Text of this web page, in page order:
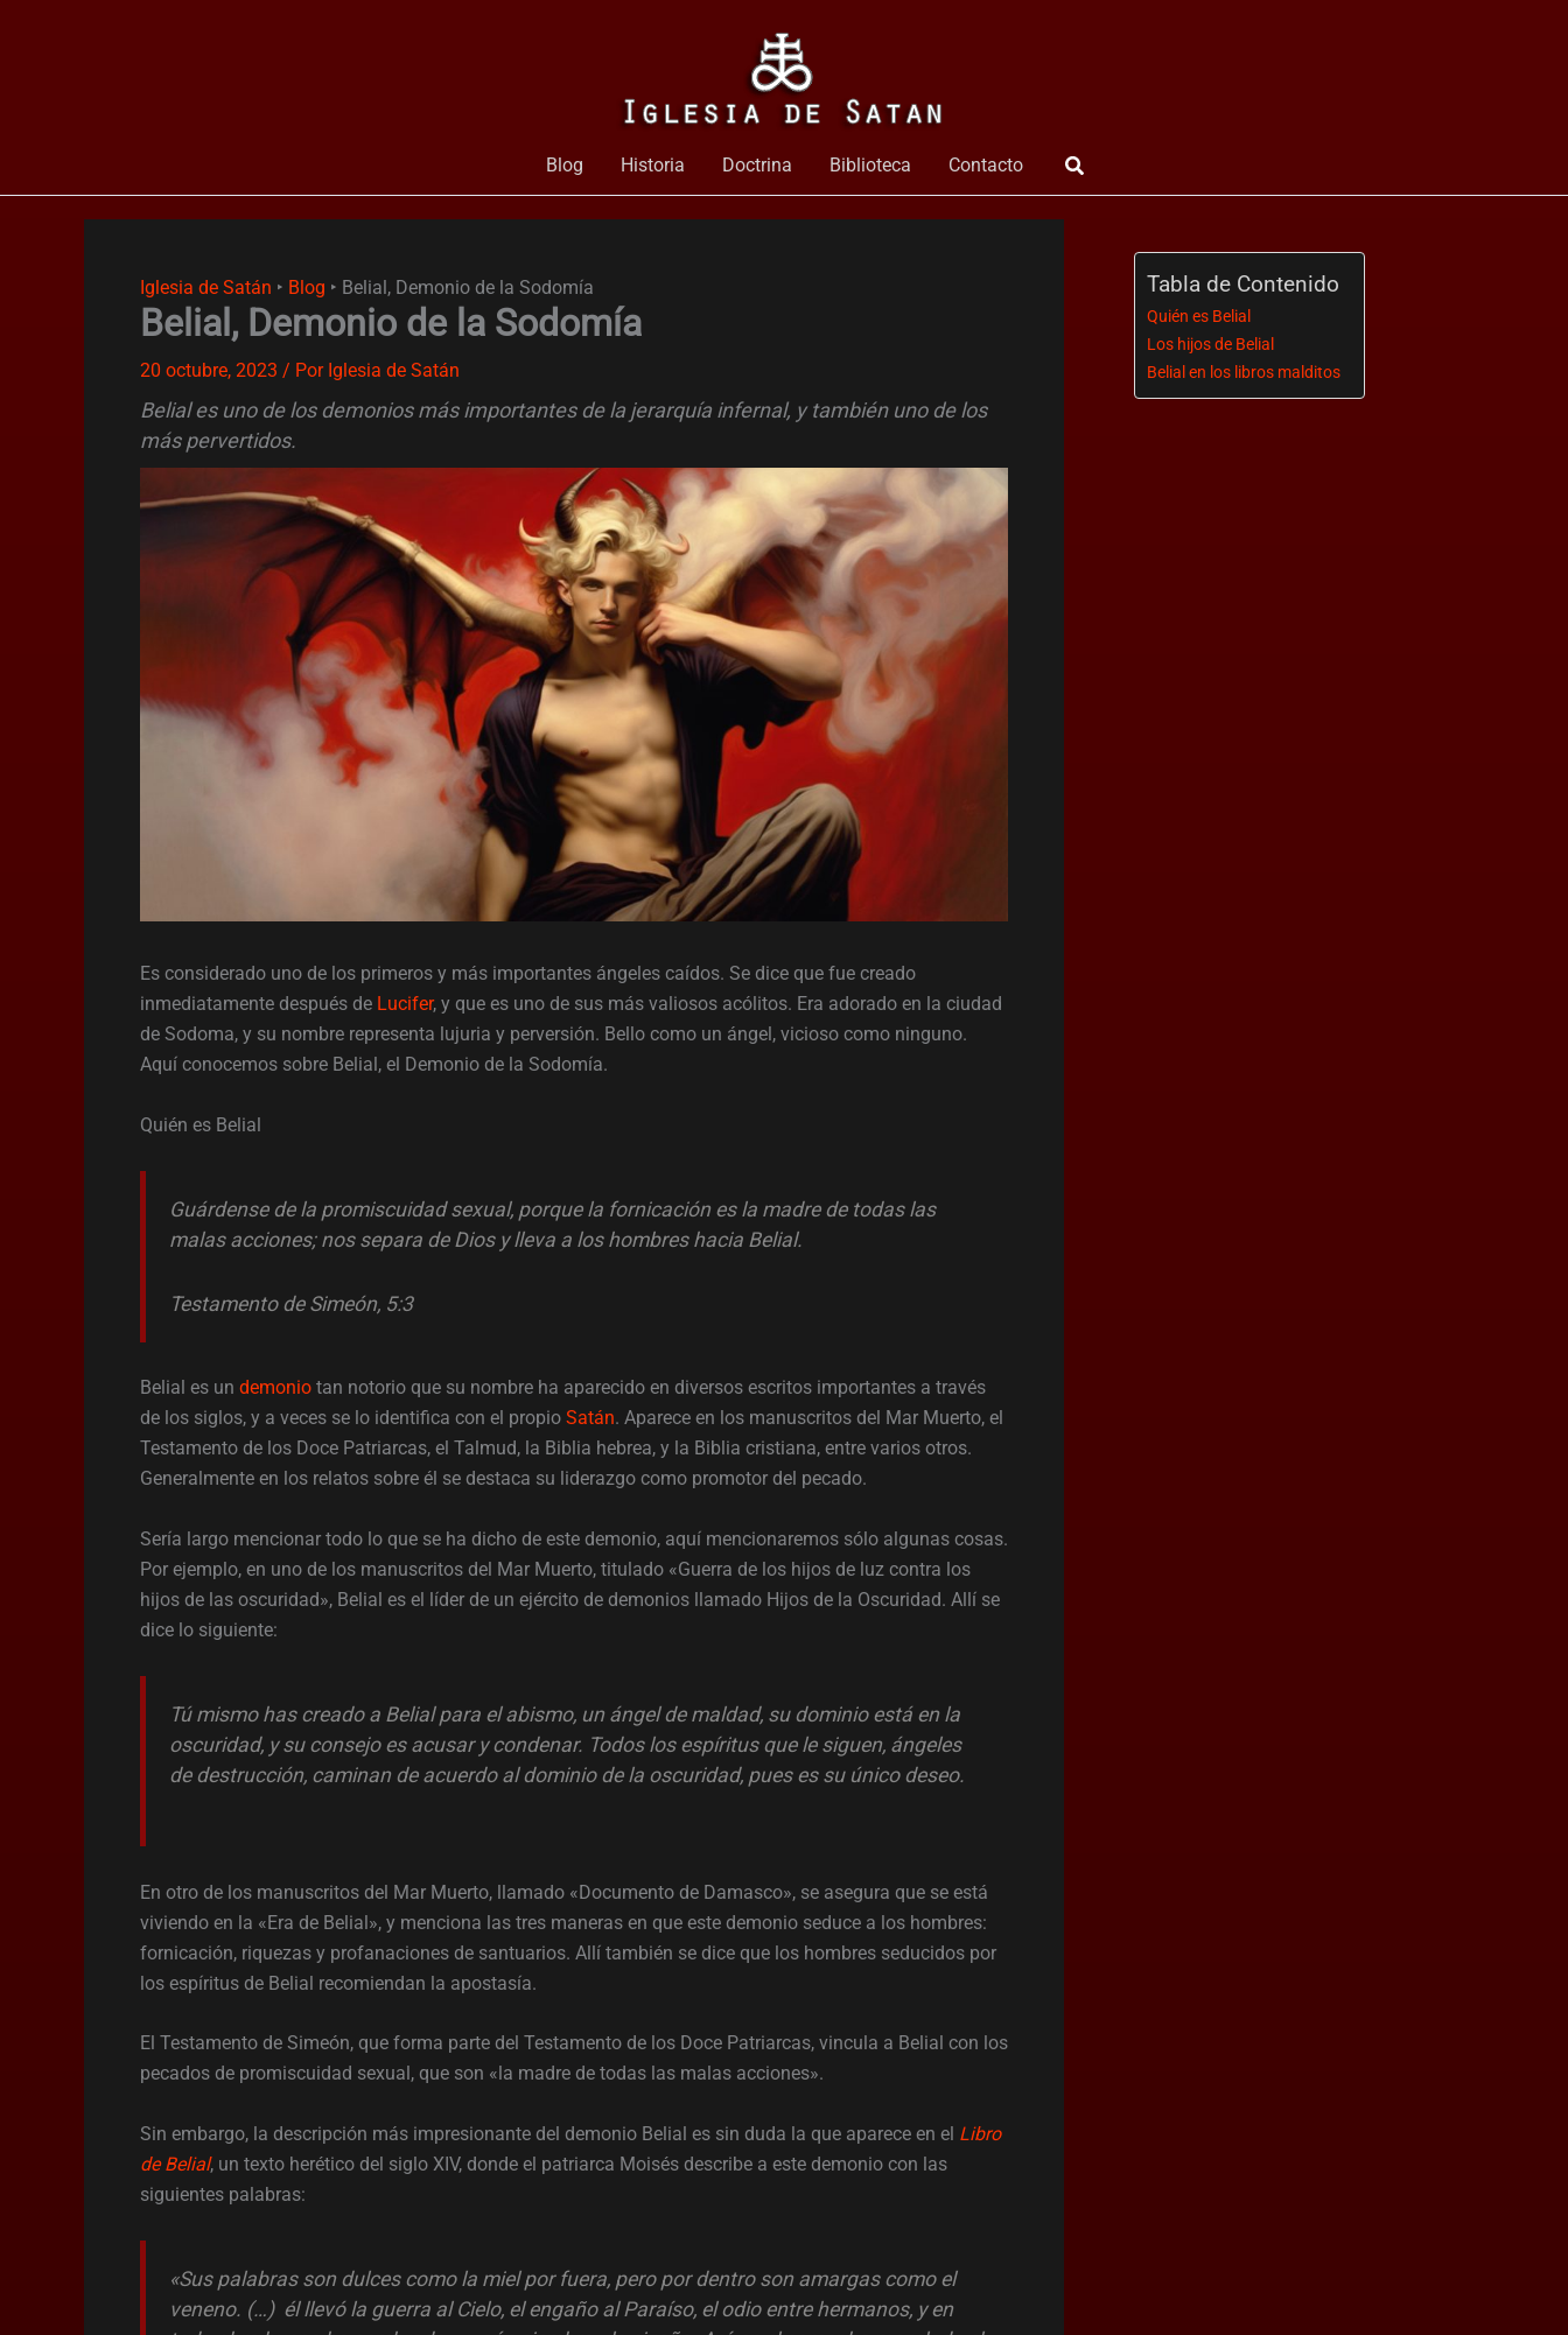
Blog Historia Doctrina Biblioteca Contacto Buscar
Iglesia de Satán ‣ Blog ‣ Belial, Demonio de la Sodomía
Belial, Demonio de la Sodomía
20 octubre, 2023 / Por Iglesia de Satán
Belial es uno de los demonios más importantes de la jerarquía infernal, y también uno de los
más pervertidos.
Es considerado uno de los primeros y más importantes ángeles caídos. Se dice que fue creado
inmediatamente después de Lucifer, y que es uno de sus más valiosos acólitos. Era adorado en la ciudad
de Sodoma, y su nombre representa lujuria y perversión. Bello como un ángel, vicioso como ninguno.
Aquí conocemos sobre Belial, el Demonio de la Sodomía.
Quién es Belial
Guárdense de la promiscuidad sexual, porque la fornicación es la madre de todas las
malas acciones; nos separa de Dios y lleva a los hombres hacia Belial.
Testamento de Simeón, 5:3
Belial es un demonio tan notorio que su nombre ha aparecido en diversos escritos importantes a través
de los siglos, y a veces se lo identifica con el propio Satán. Aparece en los manuscritos del Mar Muerto, el
Testamento de los Doce Patriarcas, el Talmud, la Biblia hebrea, y la Biblia cristiana, entre varios otros.
Generalmente en los relatos sobre él se destaca su liderazgo como promotor del pecado.
Sería largo mencionar todo lo que se ha dicho de este demonio, aquí mencionaremos sólo algunas cosas.
Por ejemplo, en uno de los manuscritos del Mar Muerto, titulado «Guerra de los hijos de luz contra los
hijos de las oscuridad», Belial es el líder de un ejército de demonios llamado Hijos de la Oscuridad. Allí se
dice lo siguiente:
Tú mismo has creado a Belial para el abismo, un ángel de maldad, su dominio está en la
oscuridad, y su consejo es acusar y condenar. Todos los espíritus que le siguen, ángeles
de destrucción, caminan de acuerdo al dominio de la oscuridad, pues es su único deseo.
En otro de los manuscritos del Mar Muerto, llamado «Documento de Damasco», se asegura que se está
viviendo en la «Era de Belial», y menciona las tres maneras en que este demonio seduce a los hombres:
fornicación, riquezas y profanaciones de santuarios. Allí también se dice que los hombres seducidos por
los espíritus de Belial recomiendan la apostasía.
El Testamento de Simeón, que forma parte del Testamento de los Doce Patriarcas, vincula a Belial con los
pecados de promiscuidad sexual, que son «la madre de todas las malas acciones».
Sin embargo, la descripción más impresionante del demonio Belial es sin duda la que aparece en el Libro
de Belial, un texto herético del siglo XIV, donde el patriarca Moisés describe a este demonio con las
siguientes palabras:
«Sus palabras son dulces como la miel por fuera, pero por dentro son amargas como el
veneno. (…) él llevó la guerra al Cielo, el engaño al Paraíso, el odio entre hermanos, y en
Tabla de Contenido
Quién es Belial
Los hijos de Belial
Belial en los libros malditos